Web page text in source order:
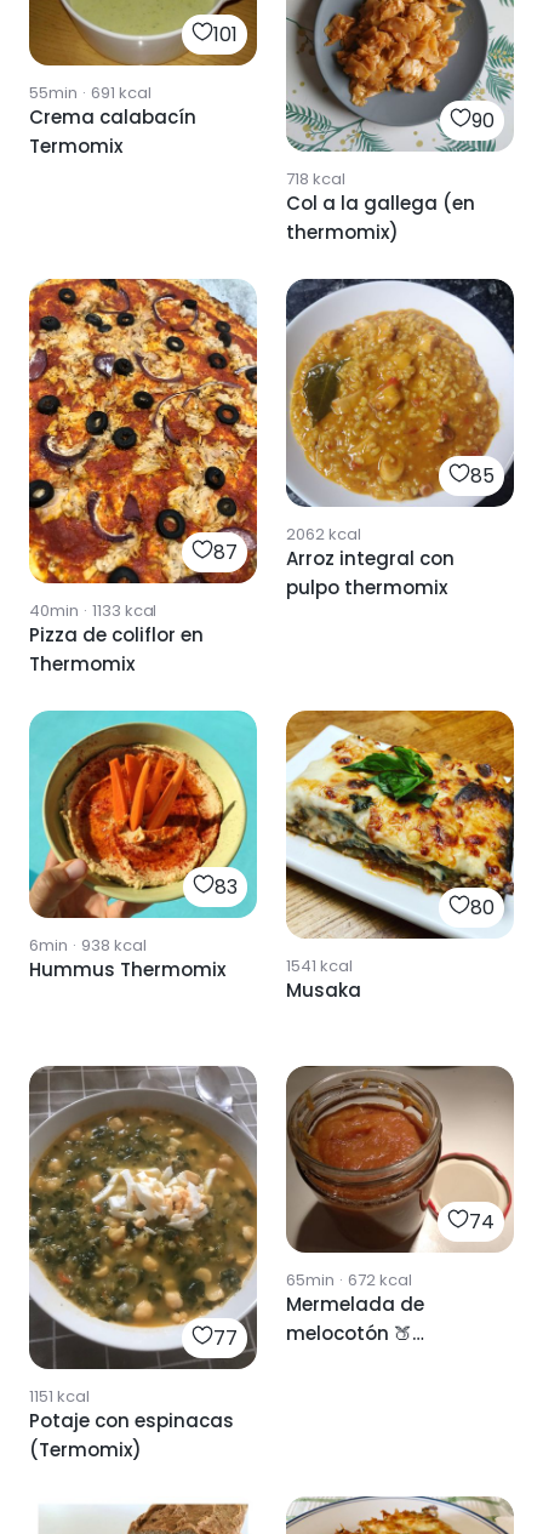
101
55min · 691 kcal
Crema calabacín
Termomix
90
718 kcal
Col a la gallega (en
thermomix)
87
40min · 1133 kcal
Pizza de coliflor en
Thermomix
85
2062kcal
Arroz integral con
pulpo thermomix
83
6min · 938 kcal
Hummus Thermomix
80
1541 kcal
Musaka
77
1151 kcal
Potaje con espinacas
(Termomix)
74
65min · 672kcal
Mermelada de
melocotón 🍑